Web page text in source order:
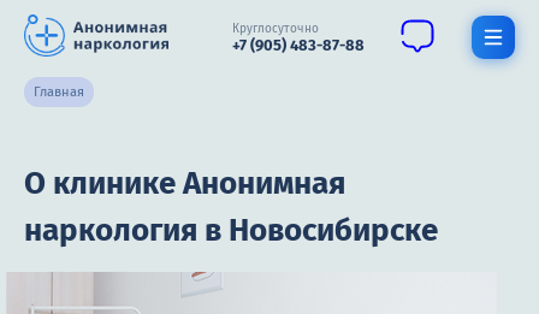
Круглосуточно
+7 (905) 483-87-88
О нас
Наркомания
Главная
О клинике Анонимная
наркология в Новосибирске